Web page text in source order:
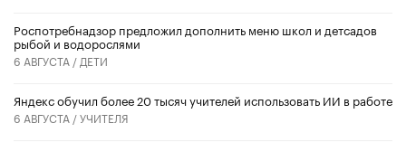
Роспотребнадзор предложил дополнить меню школ и детсадов
рыбой и водорослями
6 АВГУСТА / ДЕТИ
​Яндекс обучил более 20 тысяч учителей использовать ИИ в работе
6 АВГУСТА /УЧИТЕЛЯ